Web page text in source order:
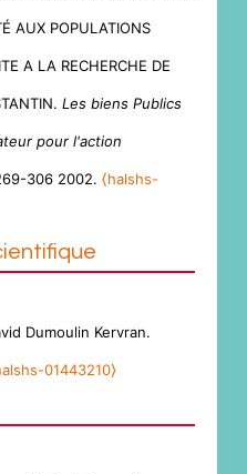
AUX POPULATIONS
A LA RECHERCHE DE
Les biens Publics
pour l'action
306 2002. ⟨halshs-
Dumoulin Kervran.
01443210⟩